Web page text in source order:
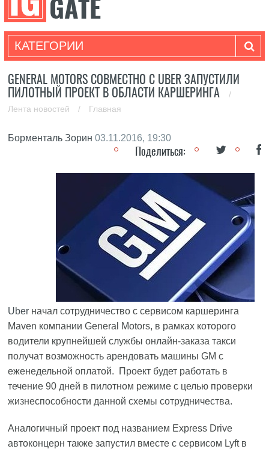
КАТЕГОРИИ
GENERAL MOTORS СОВМЕСТНО С UBER ЗАПУСТИЛИ
ПИЛОТНЫЙ ПРОЕКТ В ОБЛАСТИ КАРШЕРИНГА
/
Лента новостей
/ Главная
Борменталь Зорин 03.11.2016, 19:30
Поделиться:
Uber начал сотрудничество с сервисом каршеринга
Maven компании General Motors, в рамках которого
водители крупнейшей службы онлайн-заказа такси
получат возможность арендовать машины GM с
еженедельной оплатой. Проект будет работать в
течение 90 дней в пилотном режиме с целью проверки
жизнеспособности данной схемы сотрудничества.
Аналогичный проект под названием Express Drive
автоконцерн также запустил вместе с сервисом Lyft в